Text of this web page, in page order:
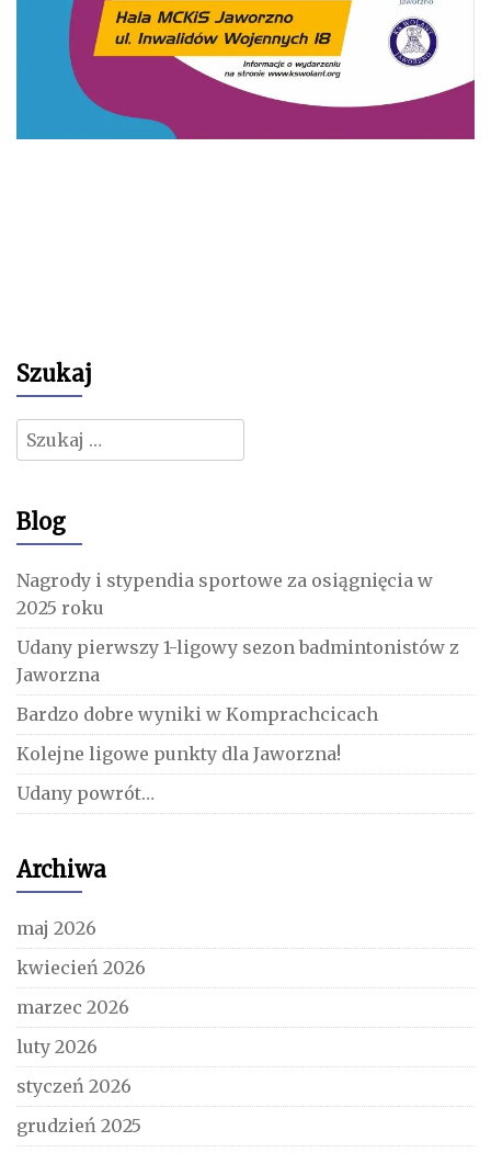
Szukaj
Szukaj:
Blog
Nagrody i stypendia sportowe za osiągnięcia w
2025 roku
Udany pierwszy 1-ligowy sezon badmintonistów z
Jaworzna
Bardzo dobre wyniki w Komprachcicach
Kolejne ligowe punkty dla Jaworzna!
Udany powrót…
Archiwa
maj 2026
kwiecień 2026
marzec 2026
luty 2026
styczeń 2026
grudzień 2025